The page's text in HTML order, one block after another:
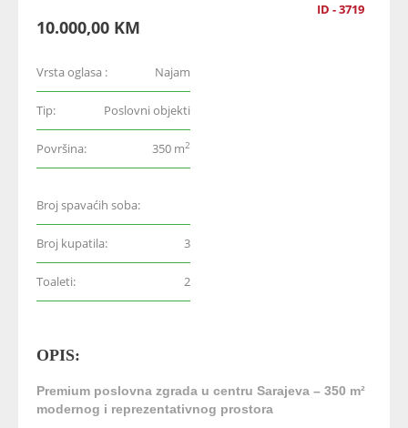
ID - 3719
10.000,00 KM
Vrsta oglasa : Najam
Tip: Poslovni objekti
Površina: 350 m2
Broj spavaćih soba:
Broj kupatila: 3
Toaleti: 2
OPIS:
Premium poslovna zgrada u centru Sarajeva – 350 m²
modernog i reprezentativnog prostora